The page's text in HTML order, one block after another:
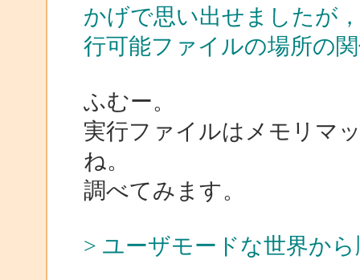
かげで思い出せましたが
行可能ファイルの場所の
ふむー。
実行ファイルはメモリマ
ね。
調べてみます。
> ユーザモードな世界か